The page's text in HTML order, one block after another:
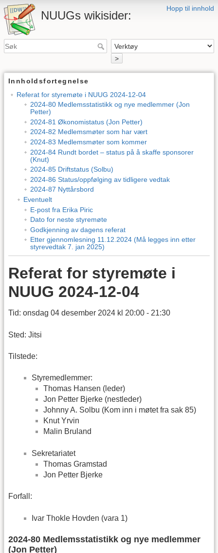
Hopp til innhold
NUUGs wikisider:
>
Innholdsfortegnelse
Referat for styremøte i NUUG 2024-12-04
2024-80 Medlemsstatistikk og nye medlemmer (Jon
Petter)
2024-81 Økonomistatus (Jon Petter)
2024-82 Medlemsmøter som har vært
2024-83 Medlemsmøter som kommer
2024-84 Rundt bordet – status på å skaffe sponsorer
(Knut)
2024-85 Driftstatus (Solbu)
2024-86 Status/oppfølging av tidligere vedtak
2024-87 Nyttårsbord
Eventuelt
E-post fra Erika Piric
Dato for neste styremøte
Godkjenning av dagens referat
Etter gjennomlesning 11.12.2024 (Må legges inn etter
styrevedtak 7. jan 2025)
Referat for styremøte i
NUUG 2024-12-04
Tid: onsdag 04 desember 2024 kl 20:00 - 21:30
Sted: Jitsi
Tilstede:
Styremedlemmer:
Thomas Hansen (leder)
Jon Petter Bjerke (nestleder)
Johnny A. Solbu (Kom inn i møtet fra sak 85)
Knut Yrvin
Malin Bruland
Sekretariatet
Thomas Gramstad
Jon Petter Bjerke
Forfall:
Ivar Thokle Hovden (vara 1)
2024-80 Medlemsstatistikk og nye medlemmer
(Jon Petter)